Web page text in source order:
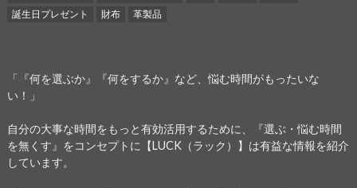
誕生日プレゼント
財布 革製品
「『何を選ぶか』『何をするか』など、悩む時間がもったいな
い！」
自分の大事な時間をもっと有効活用するために、『選ぶ・悩む時間
を無くす』をコンセプトに【LUCK（ラック）】は有益な情報を紹介
しています。